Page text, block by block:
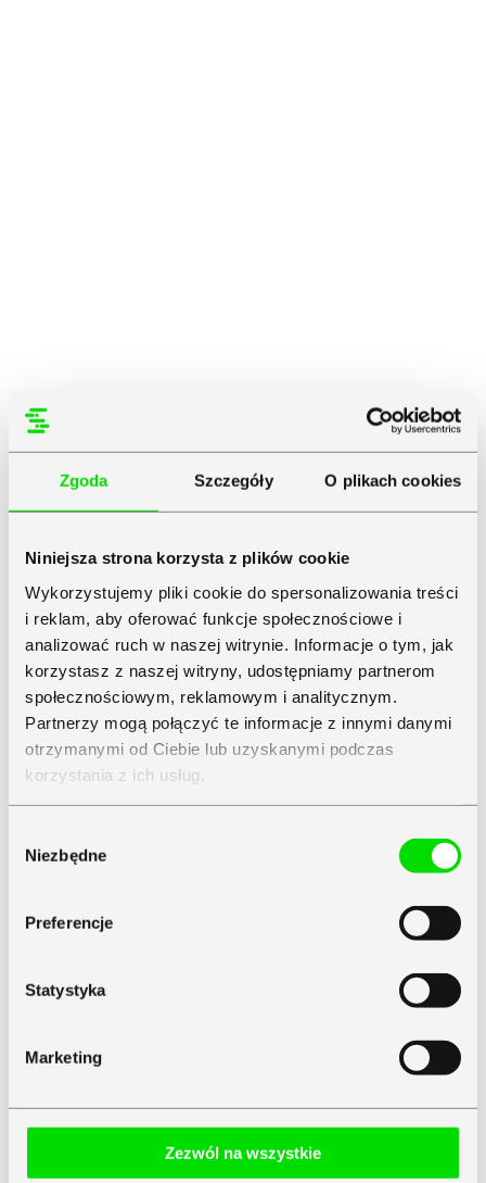
Zgoda Szczegóły O plikach cookies
Niniejsza strona korzysta z plików cookie
Wykorzystujemy pliki cookie do spersonalizowania treści
i reklam, aby oferować funkcje społecznościowe i
analizować ruch w naszej witrynie. Informacje o tym, jak
korzystasz z naszej witryny, udostępniamy partnerom
społecznościowym, reklamowym i analitycznym.
Partnerzy mogą połączyć te informacje z innymi danymi
otrzymanymi od Ciebie lub uzyskanymi podczas
korzystania z ich usług.
zgody
Niezbędne
Preferencje
Statystyka
Marketing
Zezwól na wszystkie